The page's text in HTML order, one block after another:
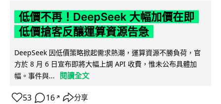
低價不再！DeepSeek 大幅加價在即
低價搶客反釀運算資源告急
DeepSeek 因低價策略掀起需求熱潮，運算資源不勝負荷，官
方於 8 月 6 日宣布即將大幅上調 API 收費，惟未公布具體加
幅。事件與...
閱讀全文
53 16 ↗ 分享